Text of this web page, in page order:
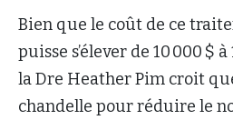
Bien que le coût de ce
puisse s’élever de 10 000 $
la Dre Heather Pim croit
chandelle pour réduire le